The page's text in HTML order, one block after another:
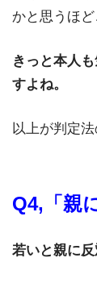
かと思うほど
きっと本人
すよね。
以上が判定法
Q4,「親
若いと親に